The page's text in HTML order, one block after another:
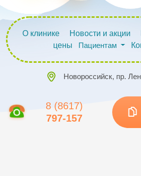
О клинике Новости и акции
цены
Пациентам
Новороссийск, пр.
8 (8617)
797-157